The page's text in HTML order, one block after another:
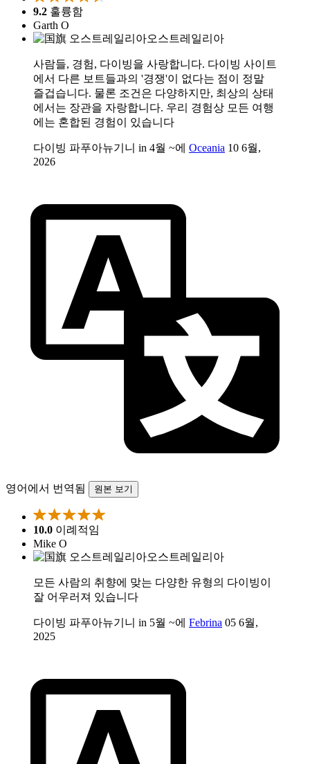
9.2 훌륭함
Garth O
오스트레일리아
사람들, 경험, 다이빙을 사랑합니다. 다이빙 사이트
에서 다른 보트들과의 '경쟁'이 없다는 점이 정말
즐겁습니다. 물론 조건은 다양하지만, 최상의 상태
에서는 장관을 자랑합니다. 우리 경험상 모든 여행
에는 혼합된 경험이 있습니다
다이빙 파푸아뉴기니 in 4월 ~에 Oceania 10 6월,
2026
영어에서 번역됨 원본 보기
10.0 이례적임
Mike O
오스트레일리아
모든 사람의 취향에 맞는 다양한 유형의 다이빙이
잘 어우러져 있습니다
다이빙 파푸아뉴기니 in 5월 ~에 Febrina 05 6월,
2025